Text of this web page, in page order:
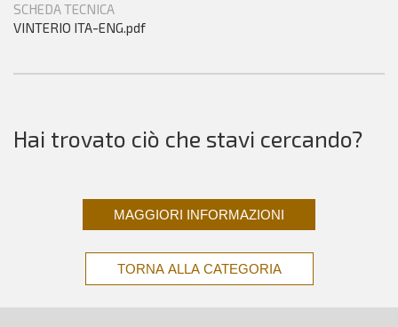
SCHEDA TECNICA
VINTERIO ITA-ENG.pdf
Hai trovato ciò che stavi cercando?
MAGGIORI INFORMAZIONI
TORNA ALLA CATEGORIA